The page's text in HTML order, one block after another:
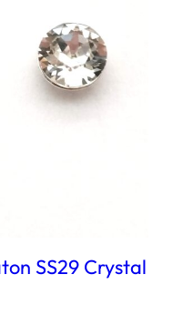
SS29 Crystal